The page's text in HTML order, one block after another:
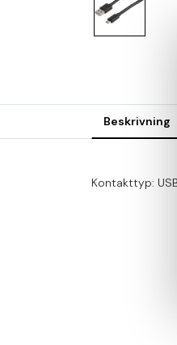
Beskrivning
Kontakttyp: